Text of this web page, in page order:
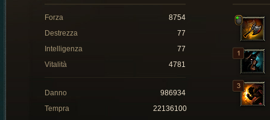
Forza
8754
Destrezza
77
Intelligenza
77
Vitalità
4781
Danno
986934
Tempra
22136100